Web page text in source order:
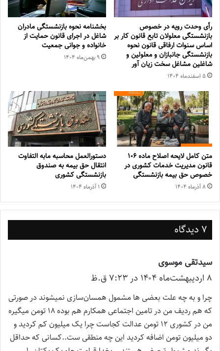
رأی وحدت رویه در خصوص
بازنشستگی معلولان تابع قانون کار بر
اساس سنوات ارفاقی قانون نحوه
بازنشستگی جانبازان و معلولین و
شاغلین مشاغل سخت زیان آور
۵ اسفند‌ماه ۱۴۰۴
بخشنامه نحوه بازنشستگی مادران
شاغل در اجرای قانون حمایت از
خانواده و جوانی جمعیت
۹ بهمن‌ماه ۱۴۰۴
متن کامل لایحه اصلاح ماده ۱۰۶
قانون مدیریت خدمات کشوری در
خصوص حق بیمه بازنشستگی
۸ آذر‌ماه ۱۴۰۴
دستورالعمل محاسبه مابه التفاوت
انتقال حق بیمه به صندوق
بازنشستگی کشوری
۱ آذر‌ماه ۱۴۰۴
7 دیدگاه
سیدتقی موسوی
ف
ت
:
۸ اردیبهشت‌ماه ۱۴۰۴ در ۷:۲۳ ق.ظ
چرا و به چه علت بعضی ها مشمول همسان‌سازی نمیشوند در صورتی
که هم ردیف من در تامین اجتماعی همکارم هم بوده ۱۸ تومن میگیره
من در کشوری ۱۲ تومن عدالت کجاست چرا یک میلیون کم کردید و
دو میلیون تومن اضافه کردید این چه منطقی ست..کسانی که حداقل